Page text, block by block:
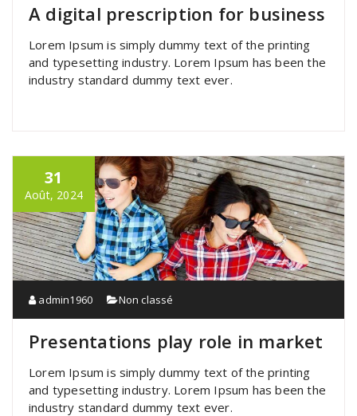
A digital prescription for business
Lorem Ipsum is simply dummy text of the printing
and typesetting industry. Lorem Ipsum has been the
industry standard dummy text ever.
31
Août, 2024
admin1960 Non classé
Presentations play role in market
Lorem Ipsum is simply dummy text of the printing
and typesetting industry. Lorem Ipsum has been the
industry standard dummy text ever.